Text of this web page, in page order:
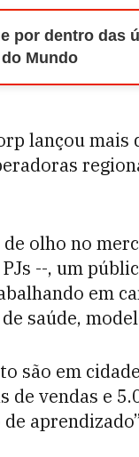
por dentro das
Mundo
lançou
olho no
--, um
em
saúde,
são em
de vendas e